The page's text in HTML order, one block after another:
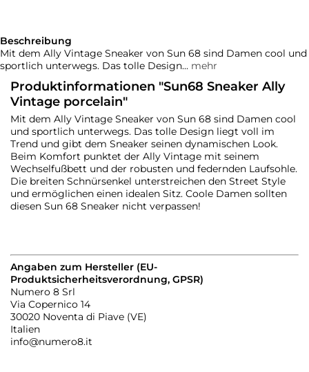
Beschreibung
Mit dem Ally Vintage Sneaker von Sun 68 sind Damen cool und
sportlich unterwegs. Das tolle Design... mehr
Produktinformationen "Sun68 Sneaker Ally
Vintage porcelain"
Mit dem Ally Vintage Sneaker von Sun 68 sind Damen cool
und sportlich unterwegs. Das tolle Design liegt voll im
Trend und gibt dem Sneaker seinen dynamischen Look.
Beim Komfort punktet der Ally Vintage mit seinem
Wechselfußbett und der robusten und federnden Laufsohle.
Die breiten Schnürsenkel unterstreichen den Street Style
und ermöglichen einen idealen Sitz. Coole Damen sollten
diesen Sun 68 Sneaker nicht verpassen!
Angaben zum Hersteller (EU-
Produktsicherheitsverordnung, GPSR)
Numero 8 Srl
Via Copernico 14
30020 Noventa di Piave (VE)
Italien
info@numero8.it